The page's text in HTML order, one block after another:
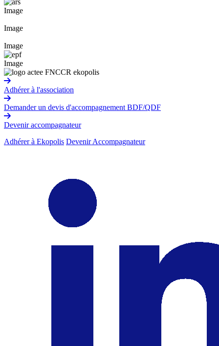
Image
Image
Image
Image
Adhérer à l'association
Demander un devis d'accompagnement BDF/QDF
Devenir accompagnateur
Adhérer à Ekopolis Devenir Accompagnateur